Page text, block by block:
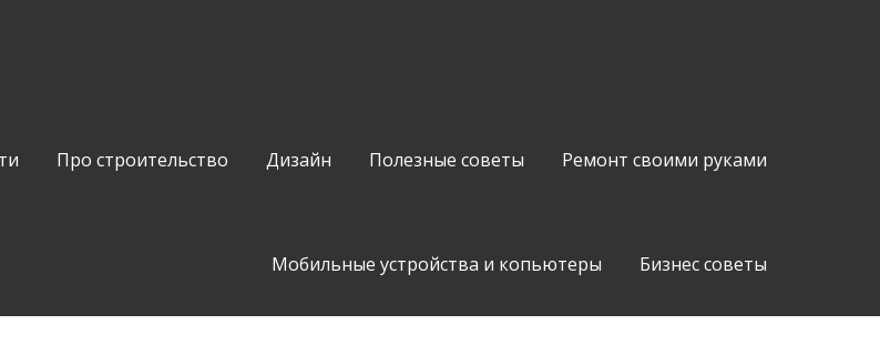
Про строительство Дизайн Полезные советы Ремонт своими руками
Мобильные устройства и копьютеры Бизнес советы